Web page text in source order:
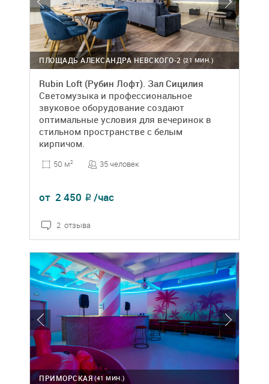
(21 МИН.)
ПЛОЩАДЬ АЛЕКСАНДРА НЕВСКОГО-2
Rubin Loft (Рубин Лофт). Зал Сицилия
Светомузыка и профессиональное
звуковое оборудование создают
оптимальные условия для вечеринок в
стильном пространстве с белым
кирпичом.
50 м2 35 человек
от 2 450 ₽ /час
2 отзыва
(41 МИН.)
ПРИМОРСКАЯ